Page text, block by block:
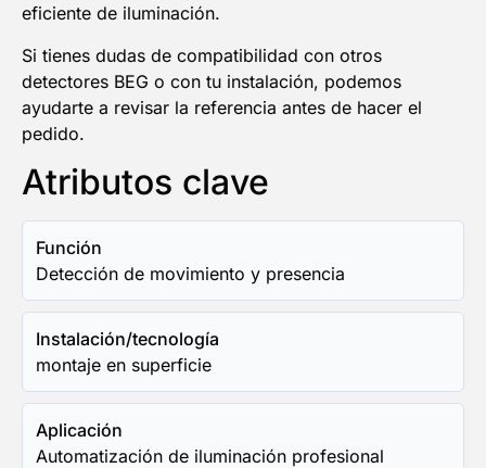
eficiente de iluminación.
Si tienes dudas de compatibilidad con otros
detectores BEG o con tu instalación, podemos
ayudarte a revisar la referencia antes de hacer el
pedido.
Atributos clave
Función
Detección de movimiento y presencia
Instalación/tecnología
montaje en superficie
Aplicación
Automatización de iluminación profesional